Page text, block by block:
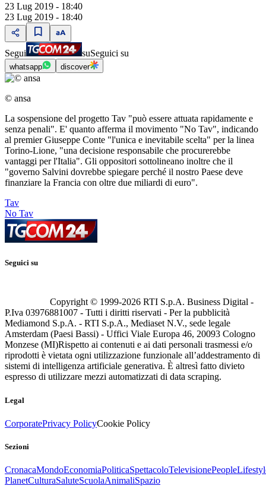
23 Lug 2019 - 18:40
23 Lug 2019 - 18:40
Segui suSeguici su
whatsapp discover
© ansa
La sospensione del progetto Tav "può essere attuata rapidamente e
senza penali". E' quanto afferma il movimento "No Tav", indicando
al premier Giuseppe Conte "l'unica e inevitabile scelta" per la linea
Torino-Lione, "una decisione responsabile che procurerebbe
vantaggi per l'Italia". Gli oppositori sottolineano inoltre che il
"governo Salvini dovrebbe spiegare perché il nostro Paese deve
finanziare la Francia con oltre due miliardi di euro".
Tav
No Tav
Seguici su
Copyright © 1999-2026 RTI S.p.A. Business Digital -
P.Iva 03976881007 - Tutti i diritti riservati - Per la pubblicità
Mediamond S.p.A. - RTI S.p.A., Mediaset N.V., sede legale
Amsterdam (Paesi Bassi) - Uffici Viale Europa 46, 20093 Cologno
Monzese (MI)Rispetto ai contenuti e ai dati personali trasmessi e/o
riprodotti è vietata ogni utilizzazione funzionale all’addestramento di
sistemi di intelligenza artificiale generativa. È altresì fatto divieto
espresso di utilizzare mezzi automatizzati di data scraping.
Legal
CorporatePrivacy PolicyCookie Policy
Sezioni
CronacaMondoEconomiaPoliticaSpettacoloTelevisionePeople
PlanetCulturaSaluteScuolaAnimaliSpazio